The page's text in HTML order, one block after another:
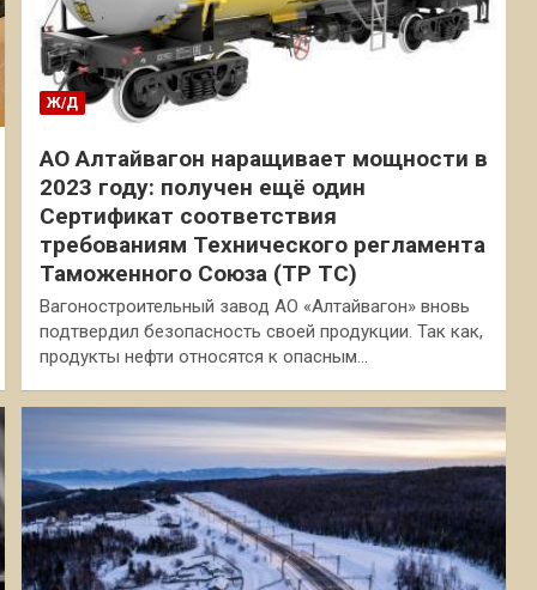
Ж/Д
АО Алтайвагон наращивает мощности в
2023 году: получен ещё один
Сертификат соответствия
требованиям Технического регламента
Таможенного Союза (ТР ТС)
Вагоностроительный завод АО «Алтайвагон» вновь
подтвердил безопасность своей продукции. Так как,
продукты нефти относятся к опасным…